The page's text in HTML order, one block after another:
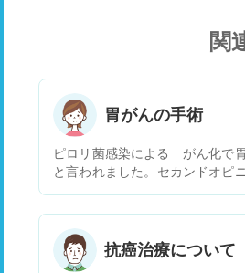
関
胃がんの手術
ピロリ菌感染による がん化で
と言われました。セカンドオピ
抗癌治療について